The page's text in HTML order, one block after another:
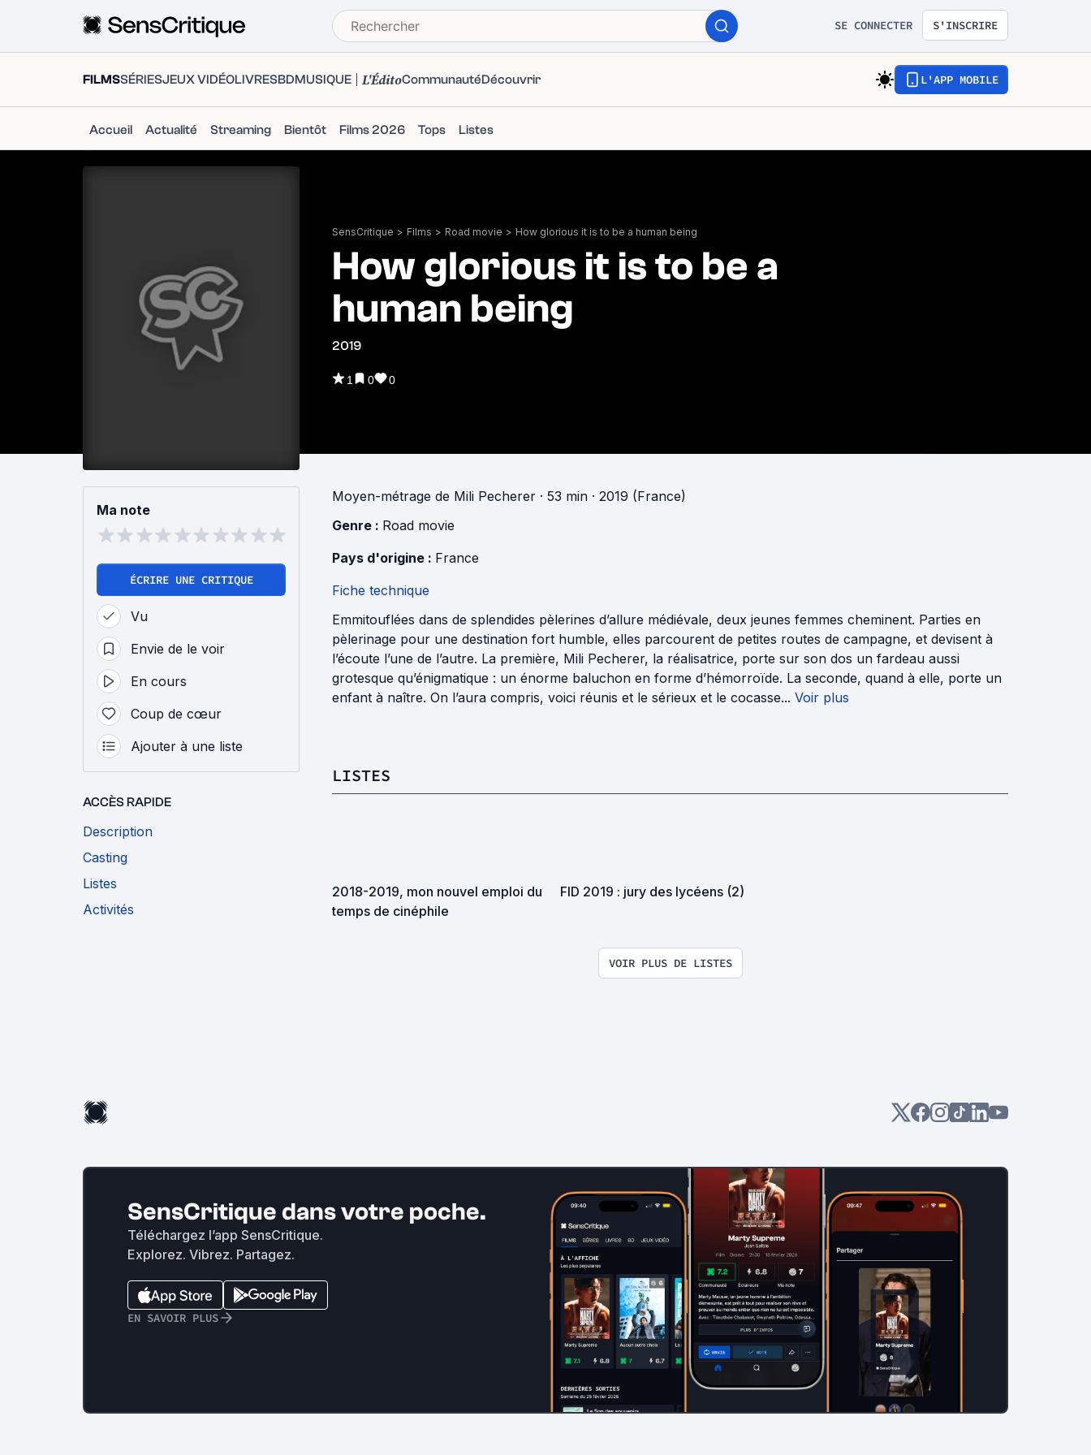
SE CONNECTER S'INSCRIRE
FILMSSÉRIESJEUX VIDÉOLIVRESBDMUSIQUE L'ÉditoCommunautéDécouvrir L'APP MOBILE
Accueil Actualité Streaming Bientôt Films 2026 Tops Listes
SensCritique > Films > Road movie > How glorious it is to be a human being
How glorious it is to be a
human being
2019
1 0 0
Ma note
ÉCRIRE UNE CRITIQUE
Vu
Envie de le voir
En cours
Coup de cœur
Ajouter à une liste
ACCÈS RAPIDE
Description
Casting
Listes
Activités
Moyen-métrage de Mili Pecherer · 53 min · 2019 (France)
Genre : Road movie
Pays d'origine : France
Fiche technique
Emmitouflées dans de splendides pèlerines d’allure médiévale, deux jeunes femmes cheminent. Parties en
pèlerinage pour une destination fort humble, elles parcourent de petites routes de campagne, et devisent à
l’écoute l’une de l’autre. La première, Mili Pecherer, la réalisatrice, porte sur son dos un fardeau aussi
grotesque qu’énigmatique : un énorme baluchon en forme d’hémorroïde. La seconde, quand à elle, porte un
enfant à naître. On l’aura compris, voici réunis et le sérieux et le cocasse... Voir plus
LISTES
2018-2019, mon nouvel emploi du
temps de cinéphile
FID 2019 : jury des lycéens (2)
VOIR PLUS DE LISTES
SensCritique dans votre poche.
Téléchargez l’app SensCritique.
Explorez. Vibrez. Partagez.
EN SAVOIR PLUS